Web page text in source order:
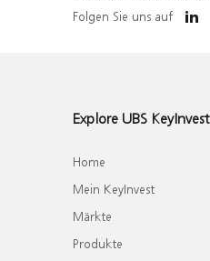
Folgen Sie uns auf
Explore UBS KeyInvest
Home
Mein KeyInvest
Märkte
Produkte